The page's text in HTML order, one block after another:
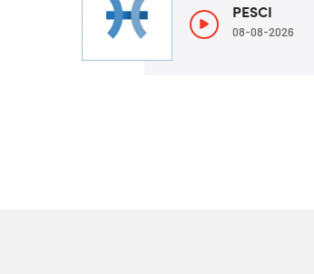
PESCI
08-08-2026